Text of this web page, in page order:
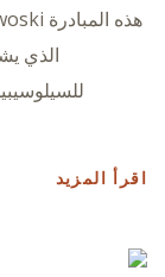
الذي
اقرأ المزيد